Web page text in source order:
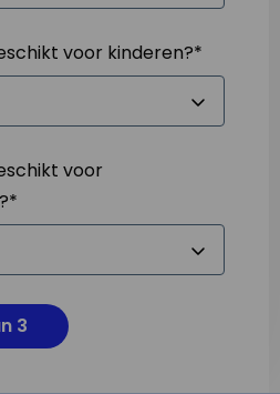
voor kinderen?*
voor
*